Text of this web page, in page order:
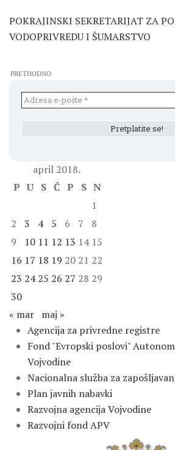
POKRAJINSKI SEKRETARIJAT ZA
VODOPRIVREDU I ŠUMARSTVO
PRETHODNO
april 2018.
P U S Č P S N
1
2
3 4 5 6 7
8
9
10 11 12 13 14 15
16 17 18 19 20 21 22
23 24 25 26 27 28 29
30
« mar maj »
Agencija za privredne registre
Fond "Evropski poslovi"
Vojvodine
Nacionalna služba za
Plan javnih nabavki
Razvojna agencija Vojvodine
Razvojni fond APV